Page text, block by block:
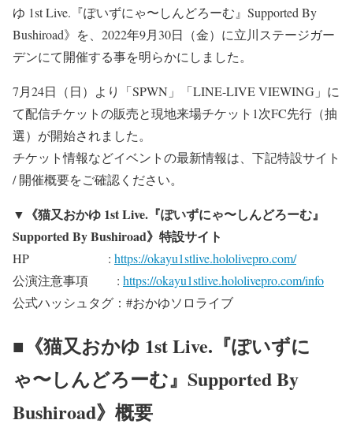
ゆ 1st Live.『ぽいずにゃ〜しんどろーむ』Supported By
Bushiroad》を、2022年9月30日（金）に立川ステージガー
デンにて開催する事を明らかにしました。
7月24日（日）より「SPWN」「LINE-LIVE VIEWING」に
て配信チケットの販売と現地来場チケット1次FC先行（抽
選）が開始されました。
チケット情報などイベントの最新情報は、下記特設サイト
/ 開催概要をご確認ください。
▼《猫又おかゆ 1st Live.『ぽいずにゃ〜しんどろーむ』
Supported By Bushiroad》特設サイト
HP : https://okayu1stlive.hololivepro.com/
公演注意事項 : https://okayu1stlive.hololivepro.com/info
公式ハッシュタグ：#おかゆソロライブ
■《猫又おかゆ 1st Live.『ぽいずに
ゃ〜しんどろーむ』Supported By
Bushiroad》概要